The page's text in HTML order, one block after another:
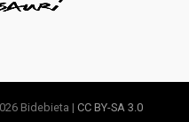
Bidebieta | CC BY-SA 3.0